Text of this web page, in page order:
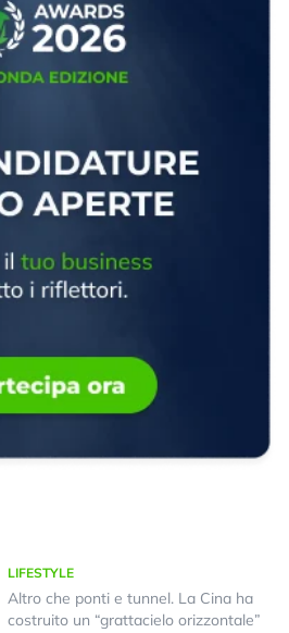
LIFESTYLE
Altro che ponti e tunnel. La Cina ha
costruito un “grattacielo orizzontale”